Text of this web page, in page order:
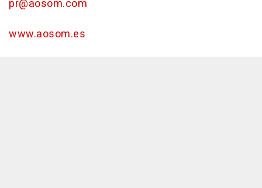
pr@aosom.com
www.aosom.es